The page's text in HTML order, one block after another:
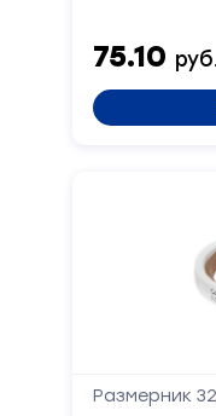
75.10 руб.
Размерник